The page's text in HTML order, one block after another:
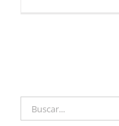
Buscar: